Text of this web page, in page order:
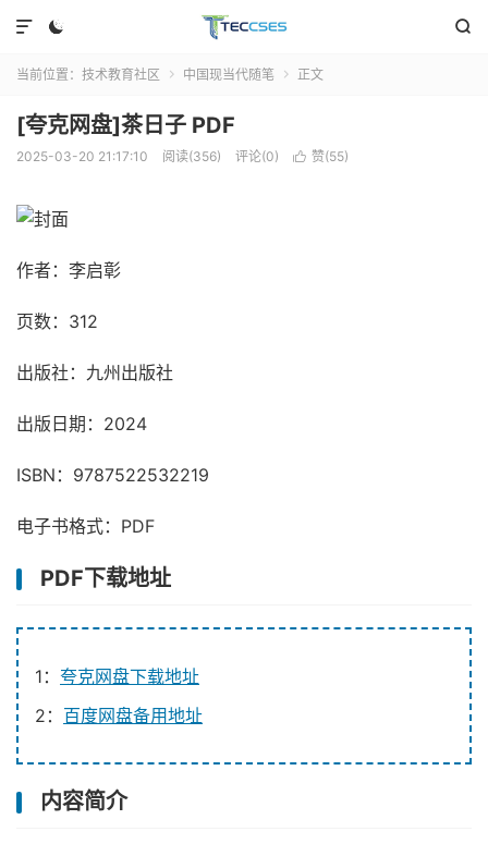
 

当前位置： 技术教育社区  中国现当代随笔  正文
[夸克网盘]茶日子 PDF
2025-03-20 21:17:10 阅读(356) 评论(0)  赞(55)
作者：李启彰
页数：312
出版社：九州出版社
出版日期：2024
ISBN：9787522532219
电子书格式：PDF
PDF下载地址
1： 夸克网盘下载地址
2： 百度网盘备用地址
内容简介